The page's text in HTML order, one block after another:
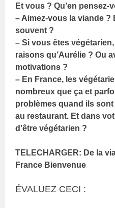
Et vous ? Qu’en pensez-
– Aimez-vous la viande
souvent ?
– Si vous êtes
raisons qu’Aurélie ? Ou
motivations ?
– En France, les
nombreux que ça et
problèmes quand ils
au restaurant. Et dans
d’être végétarien ?
TELECHARGER: De la
France Bienvenue
ÉVALUEZ CECI :